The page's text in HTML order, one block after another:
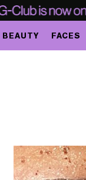
BEAUTY FACES